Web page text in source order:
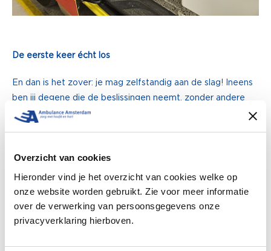
Overzicht van cookies
Hieronder vind je het overzicht van cookies welke op
onze website worden gebruikt. Zie voor meer informatie
over de verwerking van persoonsgegevens onze
privacyverklaring hierboven.
De eerste keer écht los
En dan is het zover: je mag zelfstandig aan de slag! Ineens
ben jij degene die de beslissingen neemt, zonder andere
medici in de buurt – alleen je chauffeur als teamgenoot. Dat
steeds met een andere chauffeur samen.
Iedereen heeft zijn eigen werkwijze en het is daardoor
soms even zoeken als je voor de eerste keer samenwerkt.